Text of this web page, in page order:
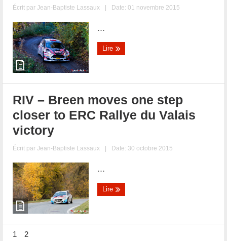
Écrit parJean-Baptiste Lassaux | Date: 01 novembre 2015
...
Lire
RIV – Breen moves one step
closer to ERC Rallye du Valais
victory
Écrit parJean-Baptiste Lassaux | Date: 30 octobre 2015
...
Lire
1 2